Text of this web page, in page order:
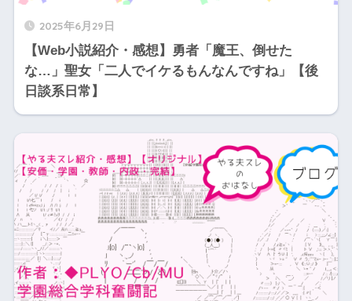
2025年6月29日
【Web小説紹介・感想】勇者「魔王、倒せた
な…」聖女「二人でイケるもんなんですね」【後
日談系日常】